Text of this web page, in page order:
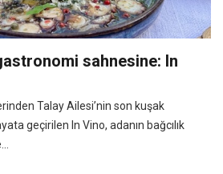
sahnesine: In
Talay Ailesi’nin son kuşak
geçirilen In Vino, adanın bağcılık